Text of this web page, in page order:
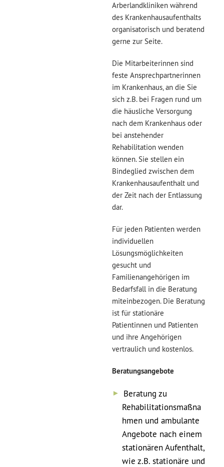
Arberlandkliniken während
des Krankenhausaufenthalts
organisatorisch und beratend
gerne zur Seite.
Die Mitarbeiterinnen sind
feste Ansprechpartnerinnen
im Krankenhaus, an die Sie
sich z.B. bei Fragen rund um
die häusliche Versorgung
nach dem Krankenhaus oder
bei anstehender
Rehabilitation wenden
können. Sie stellen ein
Bindeglied zwischen dem
Krankenhausaufenthalt und
der Zeit nach der Entlassung
dar.
Für jeden Patienten werden
individuellen
Lösungsmöglichkeiten
gesucht und
Familienangehörigen im
Bedarfsfall in die Beratung
miteinbezogen. Die Beratung
ist für stationäre
Patientinnen und Patienten
und ihre Angehörigen
vertraulich und kostenlos.
Beratungsangebote
Beratung zu
Rehabilitationsmaßna
hmen und ambulante
Angebote nach einem
stationären Aufenthalt,
wie z.B. stationäre und